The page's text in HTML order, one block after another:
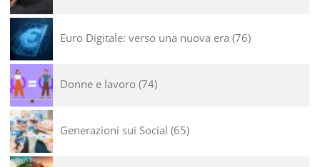
Euro Digitale: verso una nuova era 76
Donne e lavoro 74
Generazioni sui Social 65